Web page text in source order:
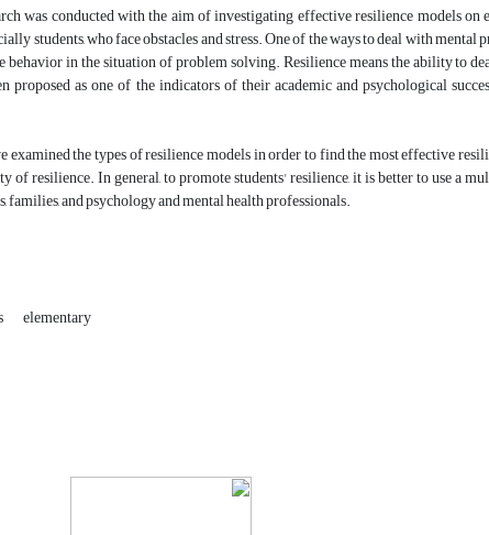
was conducted with the aim of investigating effective resilience models
students, who face obstacles and stress. One of the ways to deal with
behavior in the situation of problem solving. Resilience means the ability to
proposed as one of the indicators of their academic and psychological
examined the types of resilience models in order to find the most effective
of resilience. In general, to promote students' resilience, it is better to use a
families, and psychology and mental health professionals.
elementary